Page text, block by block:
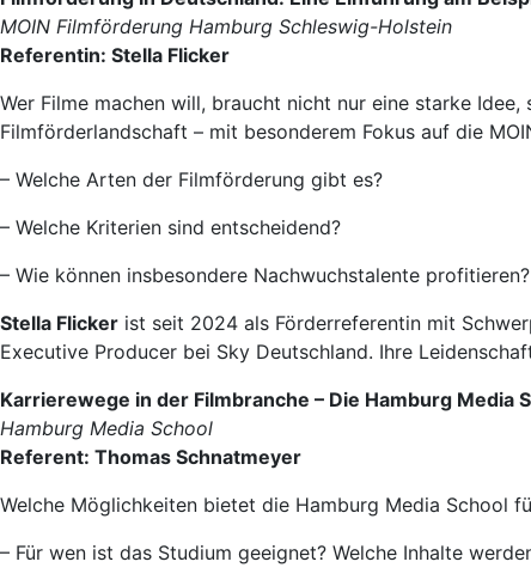
MOIN Filmförderung Hamburg Schleswig-Holstein
Referentin: Stella Flicker
Wer Filme machen will, braucht nicht nur eine starke
Filmförderlandschaft – mit besonderem Fokus auf die
– Welche Arten der Filmförderung gibt es?
– Welche Kriterien sind entscheidend?
– Wie können insbesondere Nachwuchstalente profitieren?
Stella Flicker ist seit 2024 als Förderreferentin mit
Executive Producer bei Sky Deutschland. Ihre
Karrierewege in der Filmbranche – Die Hamburg Media
Hamburg Media School
Referent: Thomas Schnatmeyer
Welche Möglichkeiten bietet die Hamburg Media School
– Für wen ist das Studium geeignet? Welche Inhalte